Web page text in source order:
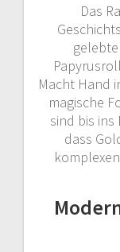
Das
Macht Hand
magische
sind bis ins
dass